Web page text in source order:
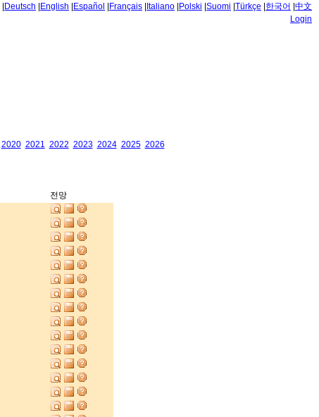
Deutsch English Español Français Italiano Polski Suomi Türkçe 한국어 中文
Login
2020 2021 2022 2023 2024 2025 2026
전망